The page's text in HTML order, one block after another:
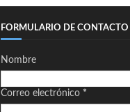
FORMULARIO DE CONTACTO
Nombre
Correo electrónico *